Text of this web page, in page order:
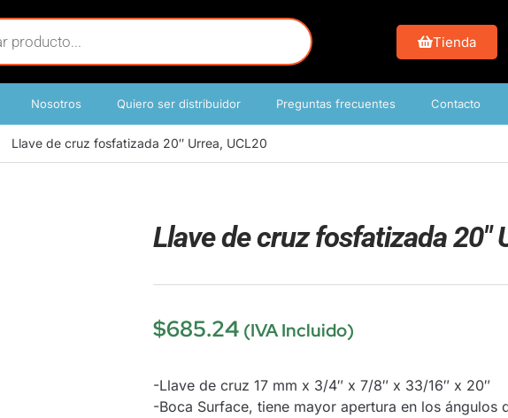
Tienda
Nosotros Quiero ser distribuidor Preguntas frecuentes Contacto
Llave de cruz fosfatizada 20″ Urrea, UCL20
Llave de cruz fosfatizada 20″
$685.24 (IVA Incluido)
-Llave de cruz 17 mm x 3/4″ x 7/8″ x 33/16″ x 20″
-Boca Surface, tiene mayor apertura en los ángulos